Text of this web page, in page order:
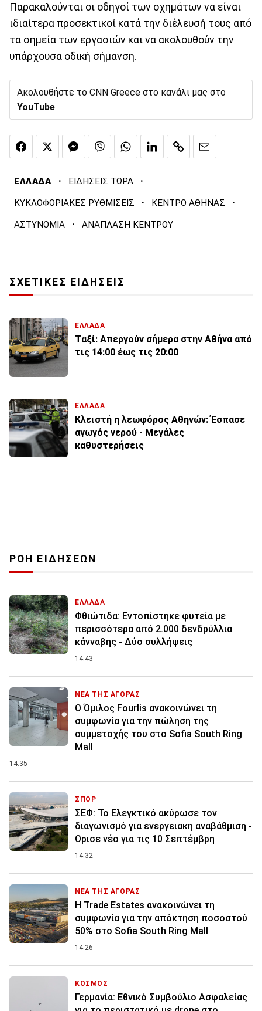
Παρακαλούνται οι οδηγοί των οχημάτων να είναι
ιδιαίτερα προσεκτικοί κατά την διέλευσή τους από
τα σημεία των εργασιών και να ακολουθούν την
υπάρχουσα οδική σήμανση.
Ακολουθήστε το CNN Greece στο κανάλι μας στο
YouTube
ΕΛΛΑΔΑ · ΕΙΔΗΣΕΙΣ ΤΩΡΑ ·
ΚΥΚΛΟΦΟΡΙΑΚΕΣ ΡΥΘΜΙΣΕΙΣ · ΚΕΝΤΡΟ ΑΘΗΝΑΣ ·
ΑΣΤΥΝΟΜΙΑ · ΑΝΑΠΛΑΣΗ ΚΕΝΤΡΟΥ
ΣΧΕΤΙΚΕΣ ΕΙΔΗΣΕΙΣ
ΕΛΛΑΔΑ
Tαξί: Απεργούν σήμερα στην Αθήνα από
τις 14:00 έως τις 20:00
ΕΛΛΑΔΑ
Κλειστή η λεωφόρος Αθηνών: Έσπασε
αγωγός νερού - Μεγάλες
καθυστερήσεις
ΡΟΗ ΕΙΔΗΣΕΩΝ
ΕΛΛΑΔΑ
Φθιώτιδα: Εντοπίστηκε φυτεία με
περισσότερα από 2.000 δενδρύλλια
κάνναβης - Δύο συλλήψεις
14:43
ΝΕΑ ΤΗΣ ΑΓΟΡΑΣ
Ο Όμιλος Fourlis ανακοινώνει τη
συμφωνία για την πώληση της
συμμετοχής του στο Sofia South Ring
Mall
14:35
ΣΠΟΡ
ΣΕΦ: Το Ελεγκτικό ακύρωσε τον
διαγωνισμό για ενεργειακη αναβάθμιση -
Ορισε νέο για τις 10 Σεπτέμβρη
14:32
ΝΕΑ ΤΗΣ ΑΓΟΡΑΣ
Η Trade Estates ανακοινώνει τη
συμφωνία για την απόκτηση ποσοστού
50% στο Sofia South Ring Mall
14:26
ΚΟΣΜΟΣ
Γερμανία: Εθνικό Συμβούλιο Ασφαλείας